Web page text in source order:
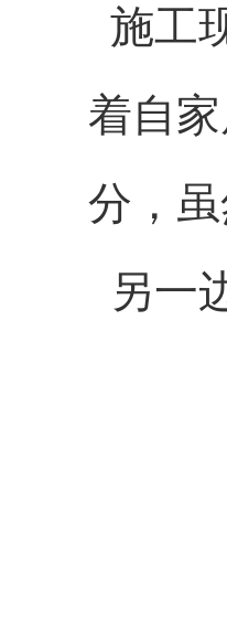
施工
着自
分，
另一